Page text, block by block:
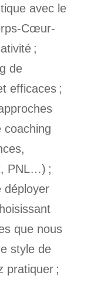
avec le
Cœur-
;
de
efficaces ;
coaching
PNL…) ;
déployer
que nous
style de
pratiquer ;